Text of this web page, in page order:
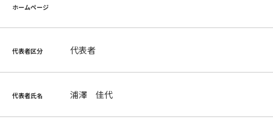
ホームページ
代表者区分 代表者
代表者氏名 浦澤 佳代